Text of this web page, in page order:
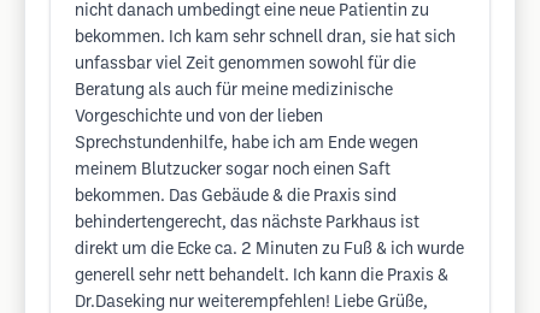
nicht danach umbedingt eine neue Patientin zu
bekommen. Ich kam sehr schnell dran, sie hat sich
unfassbar viel Zeit genommen sowohl für die
Beratung als auch für meine medizinische
Vorgeschichte und von der lieben
Sprechstundenhilfe, habe ich am Ende wegen
meinem Blutzucker sogar noch einen Saft
bekommen. Das Gebäude & die Praxis sind
behindertengerecht, das nächste Parkhaus ist
direkt um die Ecke ca. 2 Minuten zu Fuß & ich wurde
generell sehr nett behandelt. Ich kann die Praxis &
Dr.Daseking nur weiterempfehlen! Liebe Grüße,